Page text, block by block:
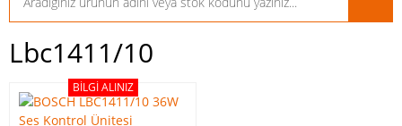
Lbc1411/10
BILGI ALINIZ